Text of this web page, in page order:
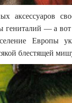
аксессуаров
гениталий — а
Европы
блестящей